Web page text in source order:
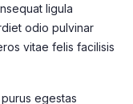
ligula
odio pulvinar
vitae felis facilisis
egestas